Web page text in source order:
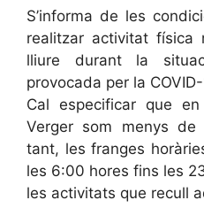
S’informa de les
realitzar activitat física
lliure durant la
provocada per la
Cal especificar que
Verger som menys
tant, les franges
les 6:00 hores fins les
les activitats que recull